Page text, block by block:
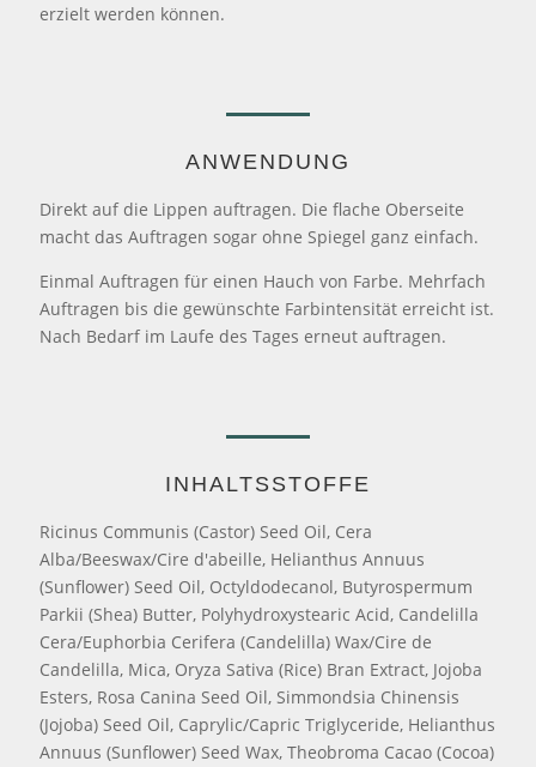
erzielt werden können.
ANWENDUNG
Direkt auf die Lippen auftragen. Die flache Oberseite
macht das Auftragen sogar ohne Spiegel ganz einfach.
Einmal Auftragen für einen Hauch von Farbe. Mehrfach
Auftragen bis die gewünschte Farbintensität erreicht ist.
Nach Bedarf im Laufe des Tages erneut auftragen.
INHALTSSTOFFE
Ricinus Communis (Castor) Seed Oil, Cera
Alba/Beeswax/Cire d'abeille, Helianthus Annuus
(Sunflower) Seed Oil, Octyldodecanol, Butyrospermum
Parkii (Shea) Butter, Polyhydroxystearic Acid, Candelilla
Cera/Euphorbia Cerifera (Candelilla) Wax/Cire de
Candelilla, Mica, Oryza Sativa (Rice) Bran Extract, Jojoba
Esters, Rosa Canina Seed Oil, Simmondsia Chinensis
(Jojoba) Seed Oil, Caprylic/Capric Triglyceride, Helianthus
Annuus (Sunflower) Seed Wax, Theobroma Cacao (Cocoa)